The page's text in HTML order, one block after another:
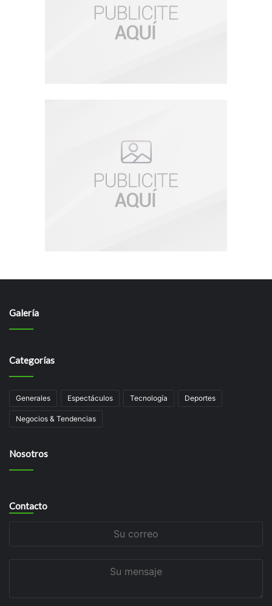
Galería
Categorías
Generales Espectáculos Tecnologí­a Deportes
Negocios & Tendencias
Nosotros
Contacto